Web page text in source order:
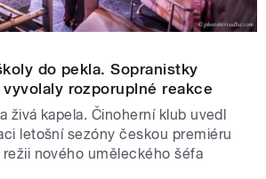
do pekla. Sopranistky
rozporuplné reakce
živá kapela. Činoherní klub uvedl
letošní sezóny českou premiéru
nového uměleckého šéfa